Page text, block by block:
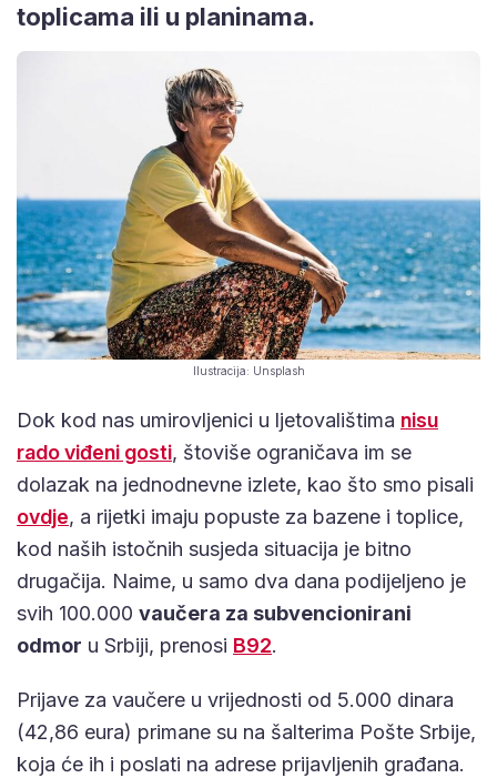
toplicama ili u planinama.
Ilustracija: Unsplash
Dok kod nas umirovljenici u ljetovalištima nisu
rado viđeni gosti, štoviše ograničava im se
dolazak na jednodnevne izlete, kao što smo pisali
ovdje, a rijetki imaju popuste za bazene i toplice,
kod naših istočnih susjeda situacija je bitno
drugačija. Naime, u samo dva dana podijeljeno je
svih 100.000 vaučera za subvencionirani
odmor u Srbiji, prenosi B92.
Prijave za vaučere u vrijednosti od 5.000 dinara
(42,86 eura) primane su na šalterima Pošte Srbije,
koja će ih i poslati na adrese prijavljenih građana.